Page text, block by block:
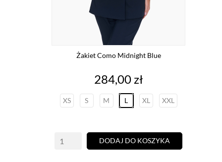
Żakiet Como Midnight Blue
Cena
284,00 zł
XS S M L XL XXL
DODAJ DO KOSZYKA